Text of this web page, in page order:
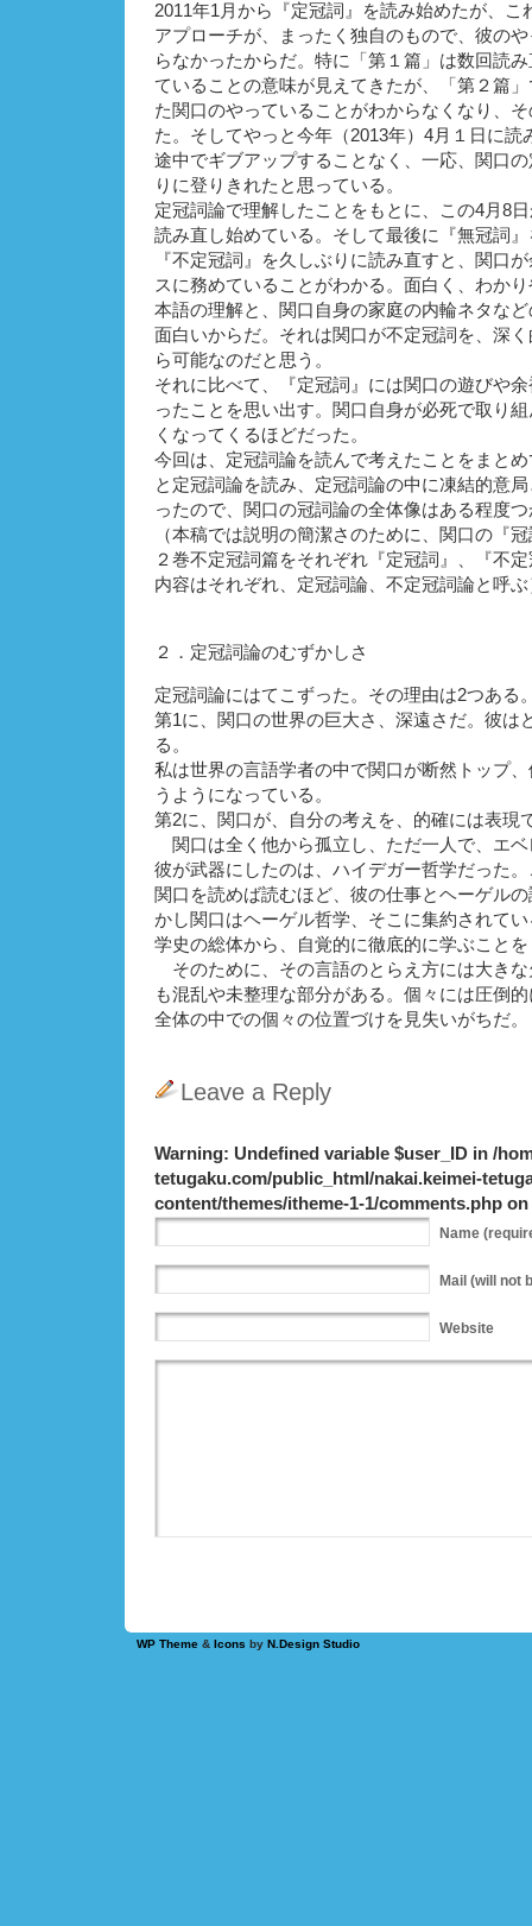
2011年1月から『定冠詞』を読み始めたが、こ
アプローチが、まったく独自のもので、彼の
らなかったからだ。特に「第１篇」は数回読
ていることの意味が見えてきたが、「第２篇
た関口のやっていることがわからなくなり、
た。そしてやっと今年（2013年）4月１日に読
途中でギブアップすることなく、一応、関口
りに登りきれたと思っている。
定冠詞論で理解したことをもとに、この4月8
読み直し始めている。そして最後に『無冠詞
『不定冠詞』を久しぶりに読み直すと、関口
スに務めていることがわかる。面白く、わか
本語の理解と、関口自身の家庭の内輪ネタな
面白いからだ。それは関口が不定冠詞を、深
ら可能なのだと思う。
それに比べて、『定冠詞』には関口の遊びや
ったことを思い出す。関口自身が必死で取り
くなってくるほどだった。
今回は、定冠詞論を読んで考えたことをまと
と定冠詞論を読み、定冠詞論の中に凍結的意
ったので、関口の冠詞論の全体像はある程度
（本稿では説明の簡潔さのために、関口の『
２巻不定冠詞篇をそれぞれ『定冠詞』、『不
内容はそれぞれ、定冠詞論、不定冠詞論と呼ぶ
２．定冠詞論のむずかしさ
定冠詞論にはてこずった。その理由は2つある
第1に、関口の世界の巨大さ、深遠さだ。彼は
る。
私は世界の言語学者の中で関口が断然トップ
うようになっている。
第2に、関口が、自分の考えを、的確には表現
関口は全く他から孤立し、ただ一人で、エ
彼が武器にしたのは、ハイデガー哲学だった
関口を読めば読むほど、彼の仕事とヘーゲル
かし関口はヘーゲル哲学、そこに集約されて
学史の総体から、自覚的に徹底的に学ぶこと
そのために、その言語のとらえ方には大き
も混乱や未整理な部分がある。個々には圧倒
全体の中での個々の位置づけを見失いがちだ。
Leave a Reply
Warning: Undefined variable $user_ID in /
tetugaku.com/public_html/nakai.keimei-
content/themes/itheme-1-1/comments.php
Name
Mail (will not
Website
WP Theme & Icons by N.Design Studio